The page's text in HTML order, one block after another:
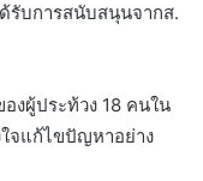
รับการสนับสนุนจากส.
งผู้ประท้วง 18 คนใน
ใจแก้ไขปัญหาอย่าง